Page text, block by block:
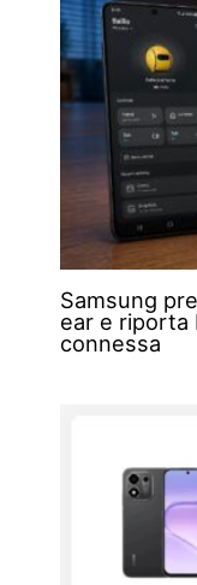
Samsung
ear e riporta
connessa